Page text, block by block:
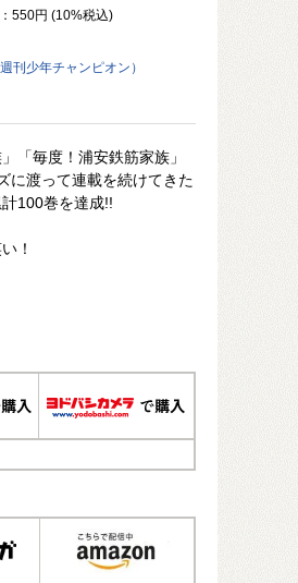
550円 (10%税込)
刊少年チャンピオン）
「毎度！浦安鉄筋家族」
に渡って連載を続けてきた
100巻を達成!!
！